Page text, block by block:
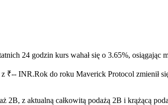
24 godzin kurs wahał się o 3.65%,
z ₹-- INR.Rok do roku Maverick Protocol zmienił
z aktualną całkowitą podażą 2B i krążącą